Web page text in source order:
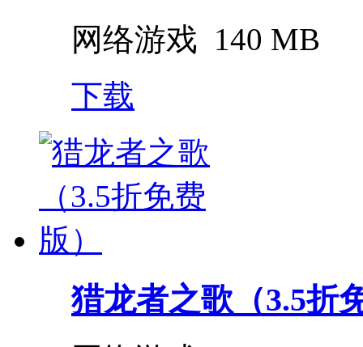
网络游戏 140 MB
下载
猎龙者之歌（3.5折